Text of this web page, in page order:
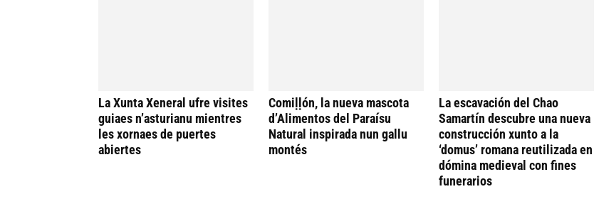
La Xunta Xeneral ufre visites
guiaes n’asturianu mientres
les xornaes de puertes
abiertes
Comiḷḷón, la nueva mascota
d’Alimentos del Paraísu
Natural inspirada nun gallu
montés
La escavación del Chao
Samartín descubre una nueva
construcción xunto a la
‘domus’ romana reutilizada en
dómina medieval con fines
funerarios